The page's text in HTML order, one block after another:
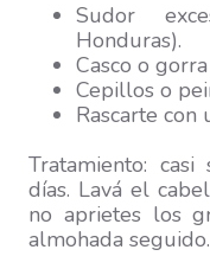
Sudor
Honduras).
Casco o
Cepillos o
Rascarte con
Tratamiento:
días. Lavá el
no aprietes los
almohada seguido.